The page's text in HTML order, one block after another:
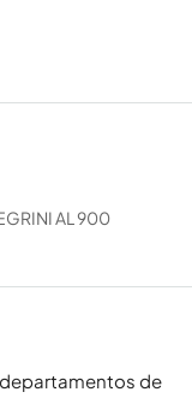
AL 900
de